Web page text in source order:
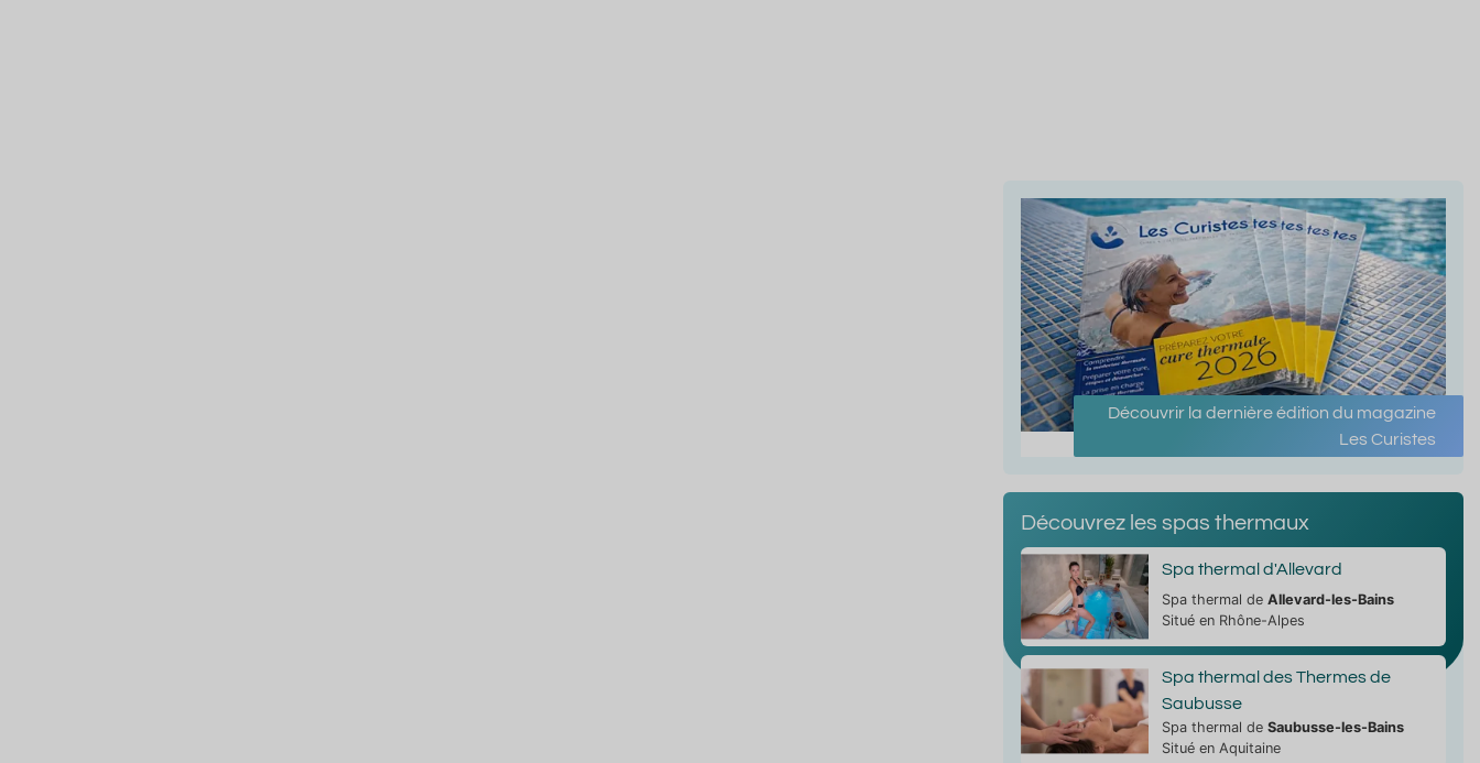
Découvrir la dernière édition du magazine
Les Curistes
Découvrez les spas thermaux
Spa thermal d'Allevard
Spa thermal de Allevard-les-Bains
Situé en Rhône-Alpes
Spa thermal des Thermes de
Saubusse
Spa thermal de Saubusse-les-Bains
Situé en Aquitaine